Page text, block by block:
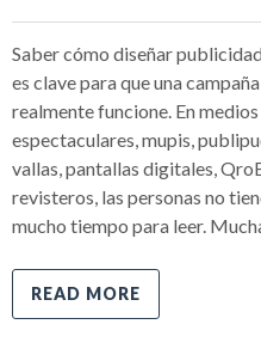
Saber cómo diseñar
es clave para que una campaña
realmente funcione. En
espectaculares, mupis,
vallas, pantallas digitales,
revisteros, las personas no
mucho tiempo para leer.
READ MORE